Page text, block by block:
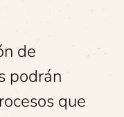
de
podrán
que